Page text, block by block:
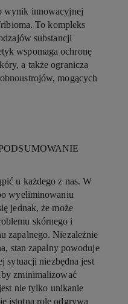
wynik innowacyjnej
To kompleks
substancji
wspomaga ochronę
a także ogranicza
mogących
u każdego z nas. W
wyeliminowaniu
jednak, że może
skórnego i
zapalnego. Niezależnie
stan zapalny powoduje
sytuacji niezbędna jest
zminimalizować
nie tylko unikanie
istotną rolę odgrywa